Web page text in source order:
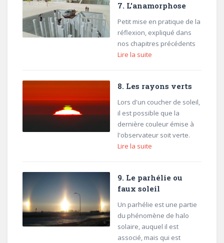
7. L'anamorphose
Petit mise en pratique de la
réflexion, expliqué dans
nos chapitres précédents
Lire la suite
8. Les rayons verts
Lors d'un coucher de soleil,
il est possible que la
dernière couleur émise à
l'observateur soit verte.
Lire la suite
9. Le parhélie ou
faux soleil
Un parhélie est une partie
du phénomène de halo
solaire, auquel il est
associé, mais qui est